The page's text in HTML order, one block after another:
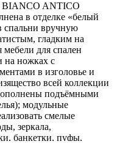
BIANCO ANTICO
в отделке «белый
спальни вручную
гладким на
для спален
на ножках с
в изголовье и
всей коллекции
подъёмными
модульные
смелые
зеркала,
банкетки, пуфы,